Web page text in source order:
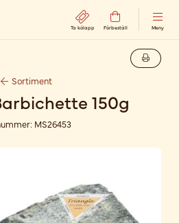
Ta kölapp Förbeställ Meny
Sortiment
150g
MS26453